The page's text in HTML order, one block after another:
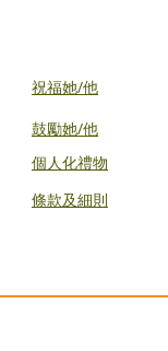
祝福她/他
鼓勵她/他
個人化禮物
條款及細則